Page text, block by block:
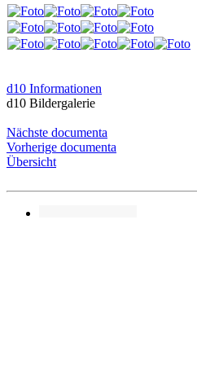
d10 Informationen
d10 Bildergalerie
Nächste documenta
Vorherige documenta
Übersicht